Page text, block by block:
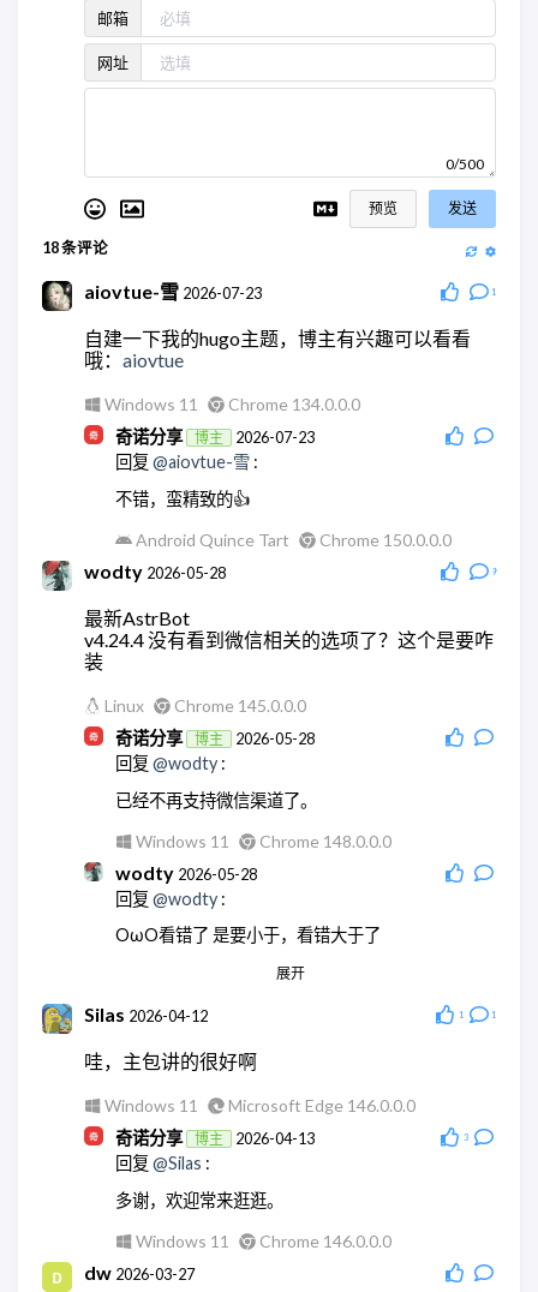
邮箱
网址
0/500
预览 发送
18条评论
aiovtue-雪 2026-07-23 1
自建一下我的hugo主题，博主有兴趣可以看看
哦： aiovtue
Windows 11
Chrome 134.0.0.0
奇诺分享
博主 2026-07-23
回复 @aiovtue-雪 :
不错，蛮精致的👍
Android Quince Tart Chrome 150.0.0.0
wodty 2026-05-28 9
最新AstrBot
v4.24.4 没有看到微信相关的选项了？这个是要咋
装
Linux
Chrome 145.0.0.0
奇诺分享
博主 2026-05-28
回复 @wodty :
已经不再支持微信渠道了。
Windows 11 Chrome 148.0.0.0
wodty 2026-05-28
回复 @wodty :
OωO看错了 是要小于，看错大于了
Chrome 145.0.0.0
wodty 2026-05-28
现在微信机器人都没法玩了
Linux
Chrome 145.0.0.0
奇诺分享
博主 2026-05-28
回复@wodty
😄没错
Windows 11
Chrome 148.0.0.0
奇诺分享
展开
Silas 2026-04-12 1 1
哇，主包讲的很好啊
Windows 11
Microsoft Edge 146.0.0.0
奇诺分享
博主 2026-04-13 3
回复 @Silas :
多谢，欢迎常来逛逛。
Windows 11 Chrome 146.0.0.0
dw 2026-03-27